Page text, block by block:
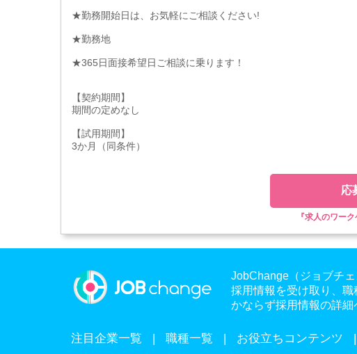
★勤務開始日は、お気軽にご相談ください!
★勤務地
★365日面接希望日ご相談に乗ります！
【契約期間】
期間の定めなし
【試用期間】
3か月（同条件）
応
『求人のワー
JobChange（ジョブチ
採用情報を受け取り、職
かならず採用情報の詳細
注目企業一覧 職種一覧 お役立ちコンテンツ